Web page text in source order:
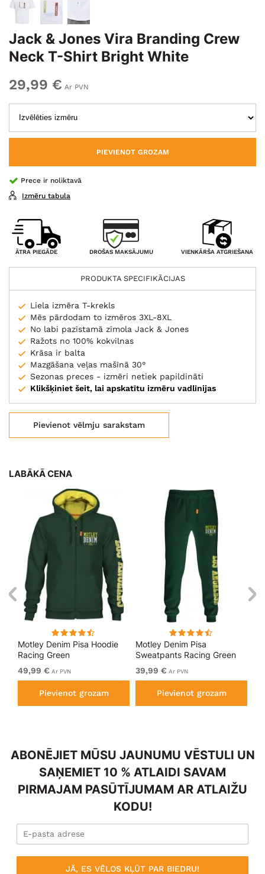
Jack & Jones Vira Branding Crew
Neck T-Shirt Bright White
29,99 € Ar PVN
PIEVIENOT GROZAM
Prece ir noliktavā
Izmēru tabula
ĀTRA PIEGĀDE DROŠAS MAKSĀJUMU VIENKĀRŠA ATGRIEŠANA
PRODUKTA SPECIFIKĀCIJAS
Liela izmēra T-krekls
Mēs pārdodam to izmēros 3XL-8XL
No labi pazīstamā zīmola Jack & Jones
Ražots no 100% kokvilnas
Krāsa ir balta
Mazgāšana veļas mašīnā 30°
Sezonas preces - izmēri netiek papildināti
Klikšķiniet šeit, lai apskatītu izmēru vadlīnijas
Pievienot vēlmju sarakstam
LABĀKĀ CENA
Motley Denim Pisa Hoodie
Racing Green
49,99 € Ar PVN
Pievienot grozam
Motley Denim Pisa
Sweatpants Racing Green
39,99 € Ar PVN
Pievienot grozam
ABONĒJIET MŪSU JAUNUMU VĒSTULI UN
SAŅEMIET 10 % ATLAIDI SAVAM
PIRMAJAM PASŪTĪJUMAM AR ATLAIŽU
KODU!
JĀ, ES VĒLOS KĻŪT PAR BIEDRU!